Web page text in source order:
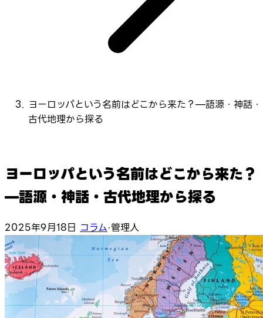
ヨーロッパという名前はどこから来た？—語源・神話・
古代地理から探る
ヨーロッパという名前はどこから来た？
—語源・神話・古代地理から探る
2025年9月18日 コラム·管理人